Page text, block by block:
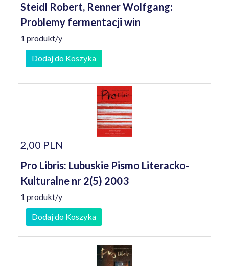
Steidl Robert, Renner Wolfgang:
Problemy fermentacji win
1 produkt/y
Dodaj do Koszyka
2,00 PLN
Pro Libris: Lubuskie Pismo Literacko-
Kulturalne nr 2(5) 2003
1 produkt/y
Dodaj do Koszyka